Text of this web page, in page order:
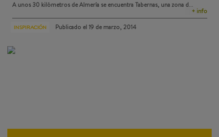
A unos 30 kilómetros de Almería se encuentra Tabernas, una zona d…
+ info
INSPIRACIÓN Publicado el 19 de marzo, 2014